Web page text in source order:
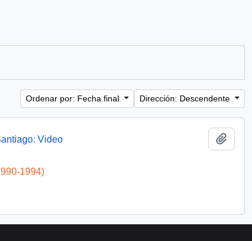
Ordenar por: Fecha final Dirección: Descendente
Video
1994)